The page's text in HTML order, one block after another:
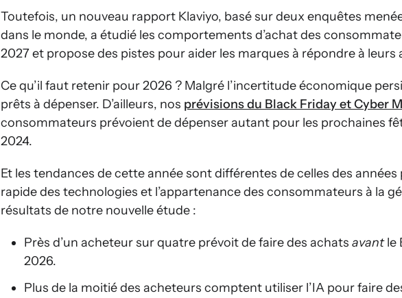
l’unification des données marketing, vente et service devient clé pour offrir
personnalisées.
Stratégie de croissance durable: Les marques performantes considèrent
omnicanale fluide.
Toutefois, un nouveau rapport Klaviyo, basé sur deux enquêtes
dans le monde, a étudié les comportements d’achat des
2027 et propose des pistes pour aider les marques à répondre à leurs
Ce qu’il faut retenir pour 2026 ? Malgré l’incertitude économique
prêts à dépenser. D’ailleurs, nos prévisions du Black Friday et Cyber
consommateurs prévoient de dépenser autant pour les prochaines
2024.
Et les tendances de cette année sont différentes de celles des années
rapide des technologies et l’appartenance des consommateurs à la
résultats de notre nouvelle étude :
Près d’un acheteur sur quatre prévoit de faire des achats avantle
2026.
Plus de la moitié des acheteurs comptent utiliser l’IA pour faire